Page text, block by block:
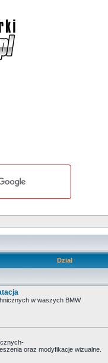
Dział
w waszych BMW
oraz modyfikacje wizualne.